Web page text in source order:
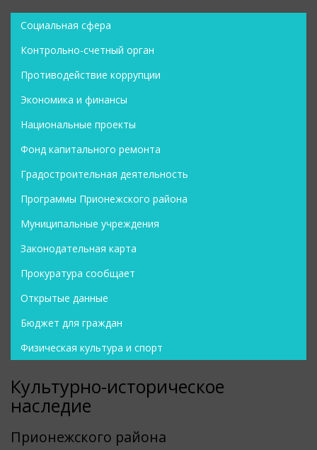
Социальная сфера
Контрольно-счетный орган
Противодействие коррупции
Экономика и финансы
Национальные проекты
Фонд капитального ремонта
Градостроительная деятельность
Программы Прионежского района
Муниципальные учреждения
Законодательная карта
Прокуратура сообщает
Открытые данные
Бюджет для граждан
Физическая культура и спорт
Культурно-историческое
наследие
Прионежского района